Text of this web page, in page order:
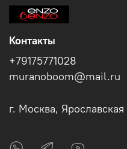
Контакты
+79175771028
muranoboom@mail.ru
г. Москва,